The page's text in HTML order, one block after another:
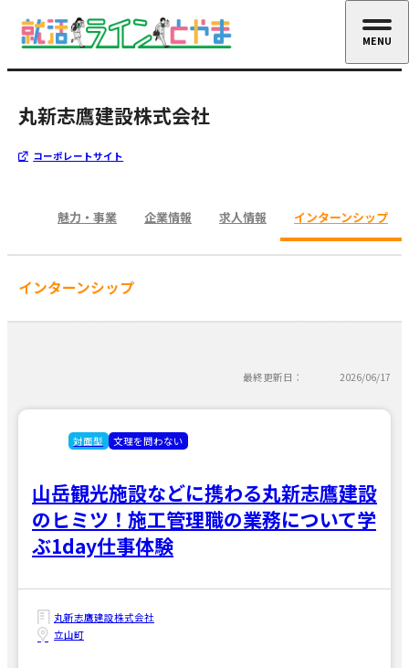
丸新志鷹建設株式会社
コーポレートサイト
魅力・事業 企業情報 求人情報 インターンシップ
インターンシップ
最終更新日： 2026/06/17
対面型 文理を問わない
山岳観光施設などに携わる丸新志鷹建設
のヒミツ！施工管理職の業務について学
ぶ1day仕事体験
丸新志鷹建設株式会社
立山町
MENU